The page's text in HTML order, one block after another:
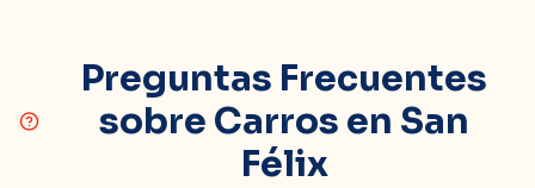
Preguntas Frecuentes
sobre Carros en San
Félix